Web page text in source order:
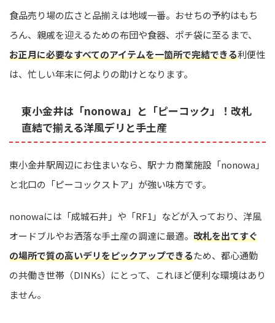
食品売り場の広さと品揃えは地域一番。おせちの予約はもち
ろん、親戚を迎えるための布団や食器、ポチ袋に至るまで、
お正月に必要なすべてのアイテムを一箇所で完結できる利便性
は、忙しい年末に何よりの助けとなります。
東小金井は「nonowa」と「ピーコック」！改札
直結で揃える洋風デリと手土産
東小金井駅周辺にお住まいなら、駅ナカ商業施設「nonowa」
と北口の「ピーコックストア」が強い味方です。
nonowaには「成城石井」や「RF1」などが入っており、洋風
オードブルやお洒落な手土産の調達に最適。 改札を出てすぐ
の場所で質の高いデリをピックアップできるため、都心通勤
の共働き世帯（DINKs）にとって、これほど便利な環境はあり
ません。